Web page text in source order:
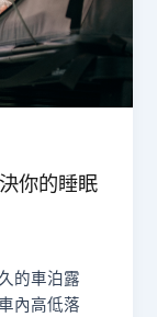
你的睡眠
的車泊露
內高低落